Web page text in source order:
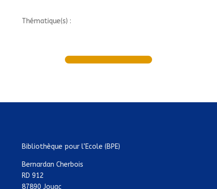
Thématique(s) :
Bibliothèque pour l’Ecole (BPE)
Bernardan Cherbois
RD 912
87890 Jouac